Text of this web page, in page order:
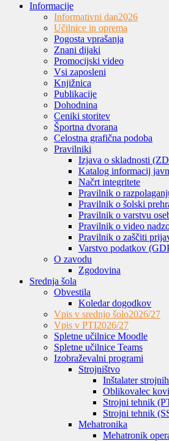
Informacije
Informativni dan2026
Učilnice in oprema
Pogosta vprašanja
Znani dijaki
Promocijski video
Vsi zaposleni
Knjižnica
Publikacije
Dohodnina
Ceniki storitev
Športna dvorana
Celostna grafična podoba
Pravilniki
Izjava o skladnosti
Katalog informacij
Načrt integritete
Pravilnik o
Pravilnik o šolski
Pravilnik o varstvu
Pravilnik o video
Pravilnik o zaščiti
Varstvo podatkov
O zavodu
Zgodovina
Srednja šola
Obvestila
Koledar dogodkov
Vpis v srednjo šolo2026/27
Vpis v PTI2026/27
Spletne učilnice Moodle
Spletne učilnice Teams
Izobraževalni programi
Strojništvo
Inštalater
Oblikovalec
Strojni tehnik
Strojni tehnik
Mehatronika
Mehatronik